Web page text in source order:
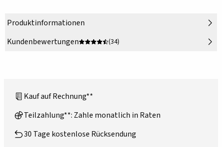
Produktinformationen
Kundenbewertungen
(34)
Kauf auf Rechnung**
Teilzahlung**: Zahle monatlich in Raten
30 Tage kostenlose Rücksendung